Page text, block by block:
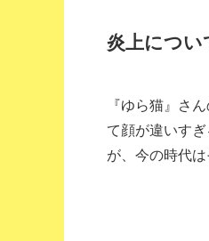
炎上につい
『ゆら猫』さ
て顔が違いす
が、今の時代